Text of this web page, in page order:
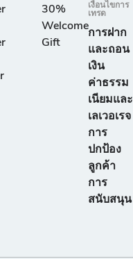
30%
Welcome
Gift
เงื่อนไขการ
เทรด
การฝาก
และถอน
เงิน
ค่าธรรม
เนียมและ
เลเวอเรจ
การ
ปกป้อง
ลูกค้า
การ
สนับสนุน